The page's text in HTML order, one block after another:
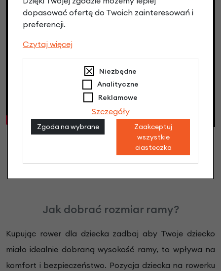
Jak dobrać rozmiar ramy?
Kupując rower dla dziecka zadbaj aby Twoje dziecko
miało idealnie dobraną wysokość ramy, to wpływa na
komfort i bezpieczeństwo. Pozycja dziecka na rowerku
dopasować ofertę do Twoich zainteresowań i
preferencji.
Czytaj więcej
Niezbędne
Analityczne
Reklamowe
Szczegóły
Zgoda na wybrane
Zaakceptuj
wszystkie
ciasteczka